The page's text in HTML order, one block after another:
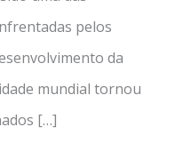
pelos
da
mundial tornou
[…]